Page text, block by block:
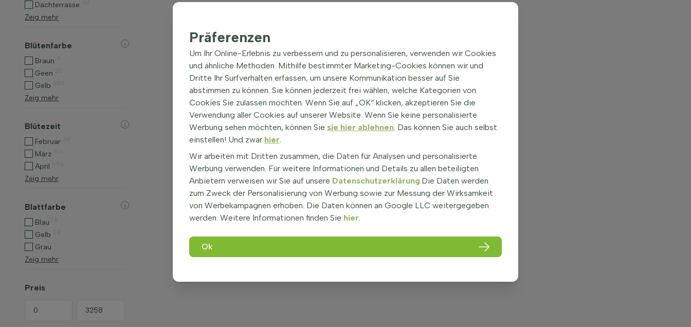
Dachterrasse
Zeig mehr
Blütenfarbe
Braun
Geen
Gelb
Zeig mehr
Blütezeit
Februar
März
April
Zeig mehr
Blattfarbe
Blau
Gelb
Grau
Zeig mehr
Preis
Präferenzen
Um Ihr Online-Erlebnis zu verbessern und zu personalisieren, verwenden wir Cookies
und ähnliche Methoden. Mithilfe bestimmter Marketing-Cookies können wir und
Dritte Ihr Surfverhalten erfassen, um unsere Kommunikation besser auf Sie
abstimmen zu können. Sie können jederzeit frei wählen, welche Kategorien von
Cookies Sie zulassen möchten. Wenn Sie auf „OK“ klicken, akzeptieren Sie die
Verwendung aller Cookies auf unserer Website. Wenn Sie keine personalisierte
Werbung sehen möchten, können Sie sie hier ablehnen. Das können Sie auch selbst
einstellen! Und zwar hier.
Wir arbeiten mit Dritten zusammen, die Daten für Analysen und personalisierte
Werbung verwenden. Für weitere Informationen und Details zu allen beteiligten
Anbietern verweisen wir Sie auf unsere Datenschutzerklärung.Die Daten werden
zum Zweck der Personalisierung von Werbung sowie zur Messung der Wirksamkeit
von Werbekampagnen erhoben. Die Daten können an Google LLC weitergegeben
werden. Weitere Informationen finden Sie hier.
Ok